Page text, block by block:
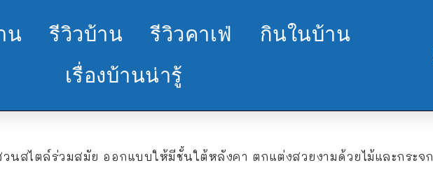
น รีวิวบ้าน รีวิวคาเฟ่
กินในบ้าน
เรื่องบ้านน่ารู้
นสไตล์ร่วมสมัย ออกแบบให้มีชั้นใต้หลังคา ตกแต่งสวยงามด้วยไม้และกระจก